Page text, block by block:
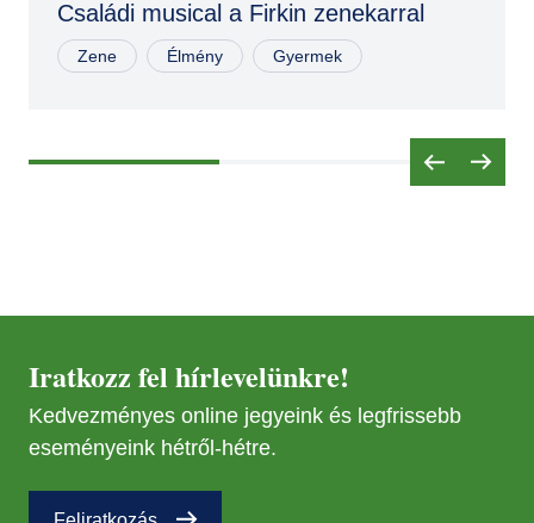
02
NOV
NOV
Családi musical a Firkin zenekarral
Zene Élmény Gyermek
Iratkozz fel hírlevelünkre!
Kedvezményes online jegyeink és legfrissebb
eseményeink hétről-hétre.